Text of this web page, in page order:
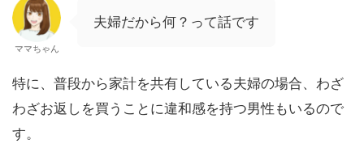
ママちゃん
夫婦だから何？って話です
特に、普段から家計を共有している夫婦の場合、わざ
わざお返しを買うことに違和感を持つ男性もいるので
す。